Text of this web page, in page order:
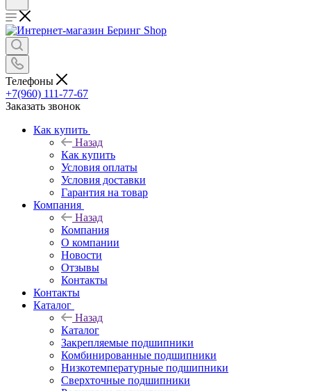
Телефоны
+7(960) 111-77-67
Заказать звонок
Как купить
Назад
Как купить
Условия оплаты
Условия доставки
Гарантия на товар
Компания
Назад
Компания
О компании
Новости
Отзывы
Контакты
Контакты
Каталог
Назад
Каталог
Закрепляемые подшипники
Комбинированные подшипники
Низкотемпературные подшипники
Сверхточные подшипники